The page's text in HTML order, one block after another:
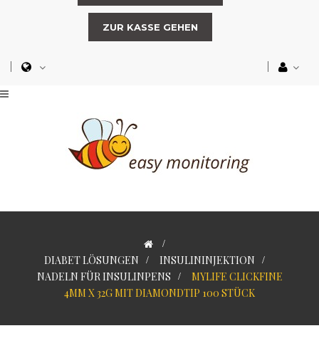
ZUR KASSE GEHEN
>
DIABET LÖSUNGEN > INSULININJEKTION >
NADELN FÜR INSULINPENS >
MYLIFE CLICKFINE
4MM X 32G MIT DIAMONDTIP 100 STÜCK